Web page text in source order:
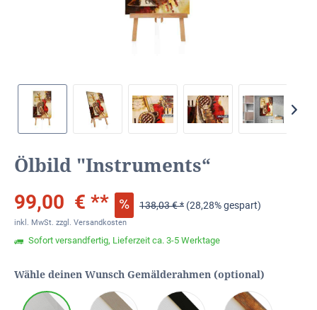
Ölbild "Instruments“
99,00 € ** 138,03 € * (28,28% gespart)
inkl. MwSt. zzgl. Versandkosten
Sofort versandfertig, Lieferzeit ca. 3-5 Werktage
Wähle deinen Wunsch Gemälderahmen (optional)